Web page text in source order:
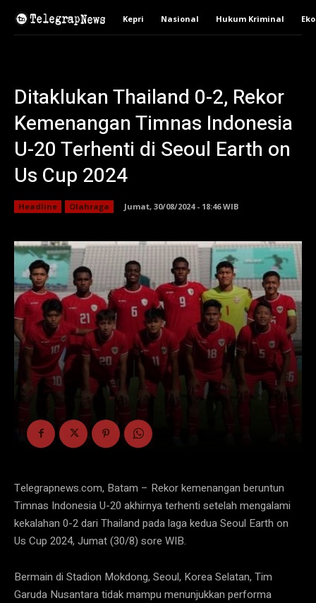
Kepri Nasional Hukum Kriminal
Ditaklukan Thailand 0-2, Rekor
Kemenangan Timnas Indonesia
U-20 Terhenti di Seoul Earth on
Us Cup 2024
Headline Olahraga Jumat, 30/08/2024 - 18:46 WIB
Telegrapnews.com, Batam – Rekor kemenangan beruntun
Timnas Indonesia U-20 akhirnya terhenti setelah mengalami
kekalahan 0-2 dari Thailand pada laga kedua Seoul Earth on
Us Cup 2024, Jumat (30/8) sore WIB.
Bermain di Stadion Mokdong, Seoul, Korea Selatan, Tim
Garuda Nusantara tidak mampu menunjukkan performa